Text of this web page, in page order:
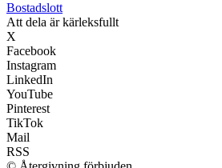
Bostadslott
Att dela är kärleksfullt
X
Facebook
Instagram
LinkedIn
YouTube
Pinterest
TikTok
Mail
RSS